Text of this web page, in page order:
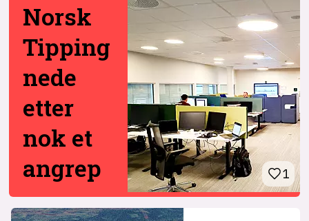
1
Norsk
Tipping
nede
etter
nok et
angrep